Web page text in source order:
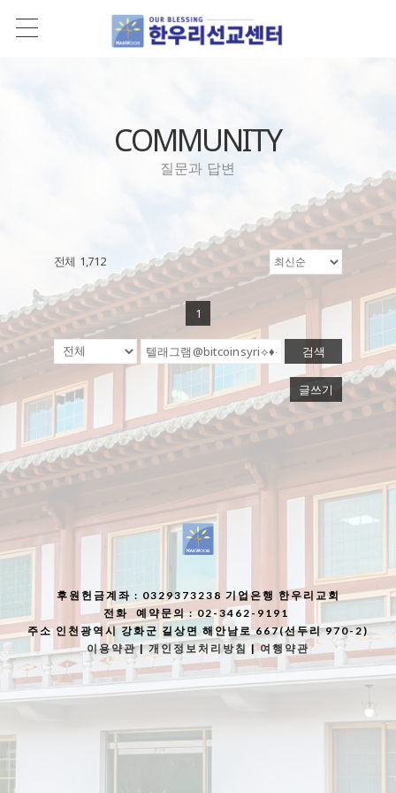
COMMUNITY
질문과 답변
전체 1,712
1
검색
글쓰기
후원헌금계좌 : 0329373238 기업은행 한우리교회
전화
예약문의 : 02-3462-9191
주소인천광역시 강화군 길상면 해안남로 667(선두리 970-2)
이용약관|개인정보처리방침 |여행약관